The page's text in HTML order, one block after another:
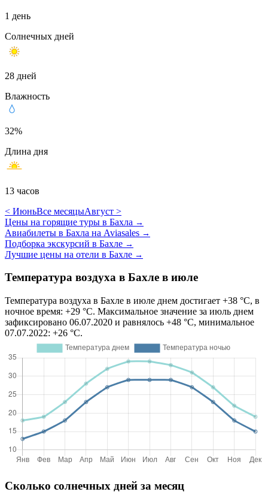
1 день
Солнечных дней
28 дней
Влажность
32%
Длина дня
13 часов
< ИюньВсе месяцыАвгуст >
Цены на горящие туры в Бахла →
Авиабилеты в Бахла на Aviasales →
Подборка экскурсий в Бахле →
Лучшие цены на отели в Бахле →
Температура воздуха в Бахле в июле
Температура воздуха в Бахле в июле днем достигает +38 °C, в
ночное время: +29 °C. Максимальное значение за июль днем
зафиксировано 06.07.2020 и равнялось +48 °C, минимальное
07.07.2022: +26 °C.
Сколько солнечных дней за месяц